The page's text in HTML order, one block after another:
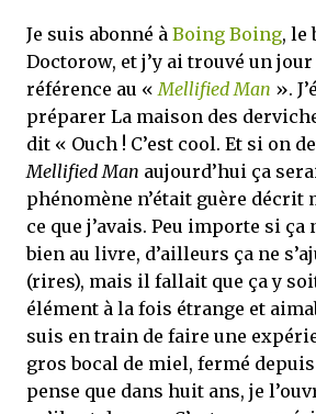
Je suis abonné à Boing Boing, le
Doctorow, et j’y ai trouvé un
référence au «Mellified Man ».
préparer La maison des
dit « Ouch ! C’est cool. Et si on
Mellified Man aujourd’hui ça
phénomène n’était guère décrit
ce que j’avais. Peu importe si ça
bien au livre, d’ailleurs ça ne
(rires), mais il fallait que ça y
élément à la fois étrange et
suis en train de faire une
gros bocal de miel, fermé
pense que dans huit ans, je